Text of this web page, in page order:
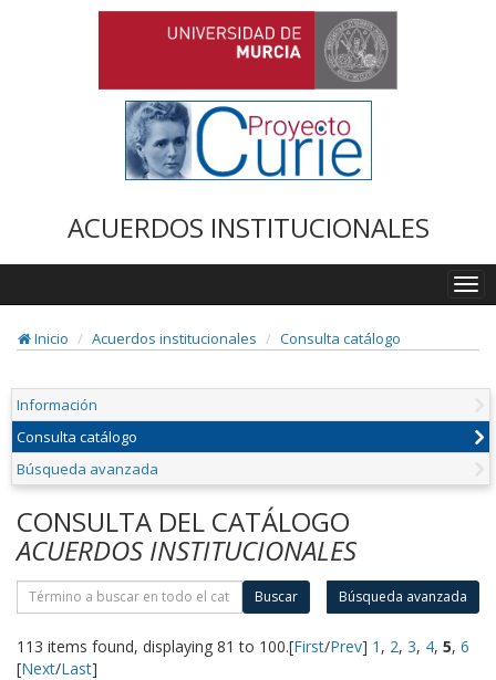
ACUERDOS INSTITUCIONALES
Inicio
Acuerdos institucionales Consulta catálogo
Información
Consulta catálogo
Búsqueda avanzada
CONSULTA DEL CATÁLOGO
ACUERDOS INSTITUCIONALES
Buscar Búsqueda avanzada
113 items found, displaying 81 to 100.[First/Prev] 1 , 2, 3, 4, 5, 6
[Next/Last]